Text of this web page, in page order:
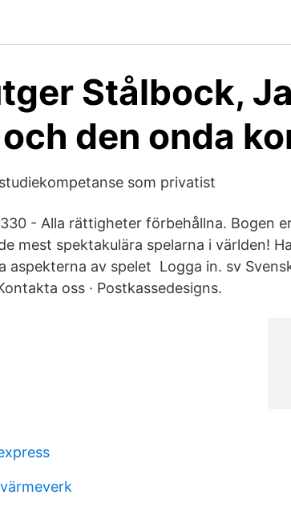
Stålbock,
den onda
som privatist
- Alla rättigheter förbehållna. Bogen
mest spektakulära spelarna i världen!
aspekterna av spelet Logga in. sv
oss · Postkassedesigns.